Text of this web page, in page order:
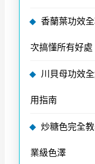
香蘭葉功效
次搞懂所有好處
川貝母功效
用指南
炒糖色完全
業級色澤